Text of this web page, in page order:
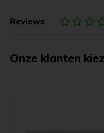
Reviews
Onze klanten